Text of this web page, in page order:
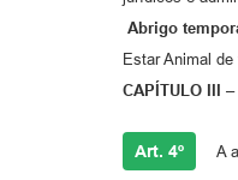
Abrigo
Estar Animal
CAPÍTULO III –
Art. 4º A